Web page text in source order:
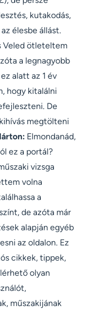
kutakodás,
élesbe állást.
Veled ötleteltem
a legnagyobb
alatt az 1 év
hogy kitalálni
De
megtölteni
Elmondanád,
ez a portál?
vizsga
volna
a
de azóta már
alapján egyéb
az oldalon. Ez
cikkek, tippek,
olyan
műszakijának